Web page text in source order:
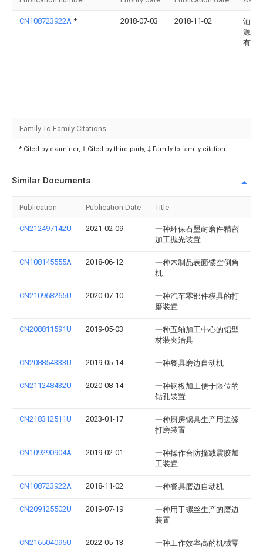
CN108723922A * 2018-07-03 2018-11-02
汕头
源丰
有限
Family To Family Citations
* Cited by examiner, † Cited by third party, ‡ Family to family citation
Similar Documents
Publication Publication Date Title
CN212497142U 2021-02-09
一种环保石墨耐磨件精密
加工抛光装置
CN108145555A 2018-06-12
一种木制品表面镂空倒角
机
CN210968265U 2020-07-10
一种汽车零部件模具的打
磨装置
CN208811591U 2019-05-03
一种五轴加工中心的铝型
材装夹治具
CN208854333U 2019-05-14 一种餐具磨边自动机
CN211248432U 2020-08-14
一种钢板加工便于限位的
钻孔装置
CN218312511U 2023-01-17
一种厨房锅具生产用边缘
打磨装置
CN109290904A 2019-02-01
一种操作台防撞减震胶加
工装置
CN108723922A 2018-11-02 一种餐具磨边自动机
CN209125502U 2019-07-19
一种用于螺丝生产的磨边
装置
CN216504095U 2022-05-13
一种工作效率高的机械零